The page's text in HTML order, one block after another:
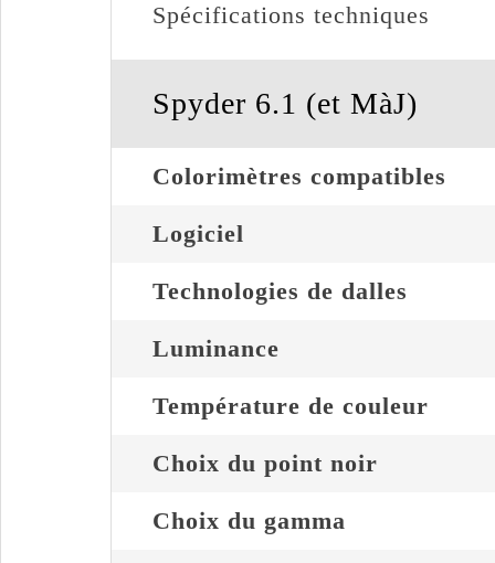
Spécifications techniques
Spyder 6.1 (et MàJ)
Colorimètres compatibles
Logiciel
Technologies de dalles
Luminance
Température de couleur
Choix du point noir
Choix du gamma